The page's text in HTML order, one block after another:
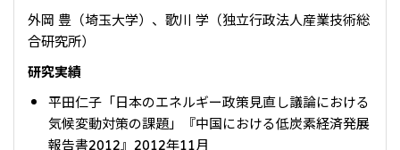
外岡 豊（埼玉大学）、歌川 学（独立行政法人産業技術総
合研究所）
研究実績
平田仁子「日本のエネルギー政策見直し議論における
気候変動対策の課題」『中国における低炭素経済発展
報告書2012』2012年11月